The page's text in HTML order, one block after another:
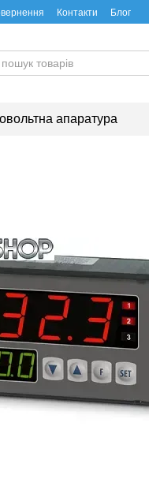
Контакти Блог
апаратура